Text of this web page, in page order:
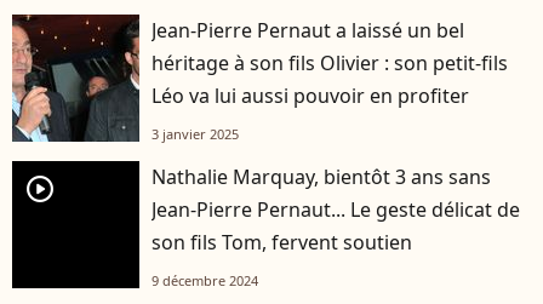
Jean-Pierre Pernaut a laissé un bel
héritage à son fils Olivier : son petit-fils
Léo va lui aussi pouvoir en profiter
3 janvier 2025
player2
Nathalie Marquay, bientôt 3 ans sans
Jean-Pierre Pernaut... Le geste délicat de
son fils Tom, fervent soutien
9 décembre 2024